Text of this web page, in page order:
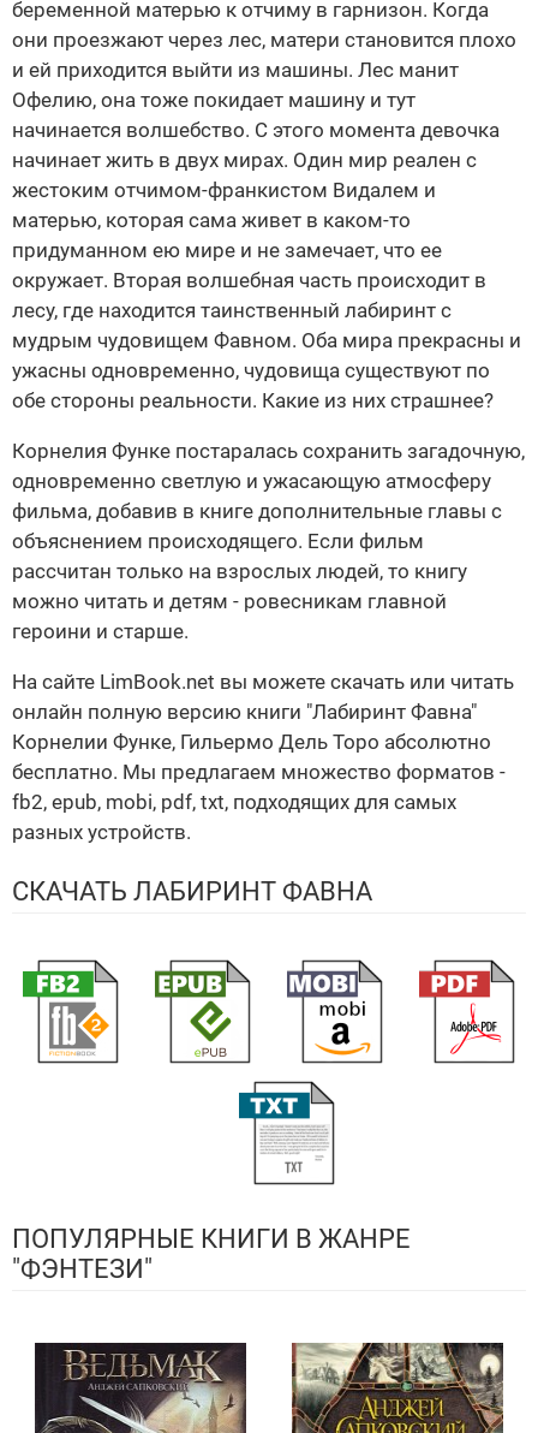
беременной матерью к отчиму в гарнизон. Когда
они проезжают через лес, матери становится плохо
и ей приходится выйти из машины. Лес манит
Офелию, она тоже покидает машину и тут
начинается волшебство. С этого момента девочка
начинает жить в двух мирах. Один мир реален с
жестоким отчимом-франкистом Видалем и
матерью, которая сама живет в каком-то
придуманном ею мире и не замечает, что ее
окружает. Вторая волшебная часть происходит в
лесу, где находится таинственный лабиринт с
мудрым чудовищем Фавном. Оба мира прекрасны и
ужасны одновременно, чудовища существуют по
обе стороны реальности. Какие из них страшнее?
Корнелия Функе постаралась сохранить загадочную,
одновременно светлую и ужасающую атмосферу
фильма, добавив в книге дополнительные главы с
объяснением происходящего. Если фильм
рассчитан только на взрослых людей, то книгу
можно читать и детям - ровесникам главной
героини и старше.
На сайте LimBook.net вы можете скачать или читать
онлайн полную версию книги "Лабиринт Фавна"
Корнелии Функе, Гильермо Дель Торо абсолютно
бесплатно. Мы предлагаем множество форматов -
fb2, epub, mobi, pdf, txt, подходящих для самых
разных устройств.
СКАЧАТЬ ЛАБИРИНТ ФАВНА
ПОПУЛЯРНЫЕ КНИГИ В ЖАНРЕ
"ФЭНТЕЗИ"